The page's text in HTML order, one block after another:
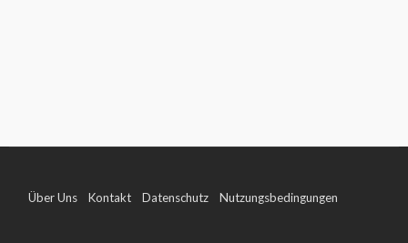
Über Uns Kontakt Datenschutz Nutzungsbedingungen